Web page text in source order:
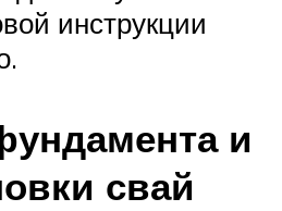
инструкции
и
свай